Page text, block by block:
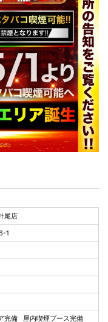
尾店
1
完備 屋内喫煙ブース完備